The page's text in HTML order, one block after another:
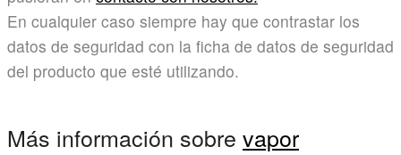
En cualquier caso siempre hay que contrastar los
datos de seguridad con la ficha de datos de seguridad
del producto que esté utilizando.
Más información sobre vapor